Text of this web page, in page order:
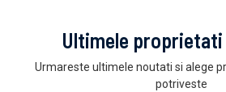
Ultimele proprietati
Urmareste ultimele noutati si alege
potriveste